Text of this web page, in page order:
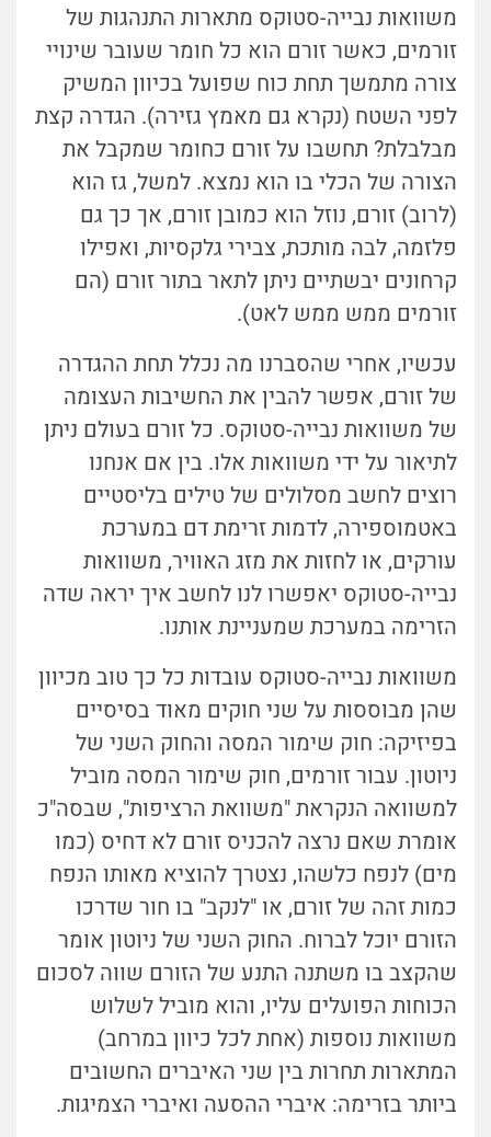
משוואות נבייה-סטוקס מתארות התנהגות של
זורמים, כאשר זורם הוא כל חומר שעובר שינויי
צורה מתמשך תחת כוח שפועל בכיוון המשיק
לפני השטח (נקרא גם מאמץ גזירה). הגדרה קצת
מבלבלת? תחשבו על זורם כחומר שמקבל את
הצורה של הכלי בו הוא נמצא. למשל, גז הוא
(לרוב) זורם, נוזל הוא כמובן זורם, אך כך גם
פלזמה, לבה מותכת, צבירי גלקסיות, ואפילו
קרחונים יבשתיים ניתן לתאר בתור זורם (הם
זורמים ממש ממש לאט).
עכשיו, אחרי שהסברנו מה נכלל תחת ההגדרה
של זורם, אפשר להבין את החשיבות העצומה
של משוואות נבייה-סטוקס. כל זורם בעולם ניתן
לתיאור על ידי משוואות אלו. בין אם אנחנו
רוצים לחשב מסלולים של טילים בליסטיים
באטמוספירה, לדמות זרימת דם במערכת
עורקים, או לחזות את מזג האוויר, משוואות
נבייה-סטוקס יאפשרו לנו לחשב איך יראה שדה
הזרימה במערכת שמעניינת אותנו.
משוואות נבייה-סטוקס עובדות כל כך טוב מכיוון
שהן מבוססות על שני חוקים מאוד בסיסיים
בפיזיקה: חוק שימור המסה והחוק השני של
ניוטון. עבור זורמים, חוק שימור המסה מוביל
למשוואה הנקראת "משוואת הרציפות", שבסה"כ
אומרת שאם נרצה להכניס זורם לא דחיס (כמו
מים) לנפח כלשהו, נצטרך להוציא מאותו הנפח
כמות זהה של זורם, או "לנקב" בו חור שדרכו
הזורם יוכל לברוח. החוק השני של ניוטון אומר
שהקצב בו משתנה התנע של הזורם שווה לסכום
הכוחות הפועלים עליו, והוא מוביל לשלוש
משוואות נוספות (אחת לכל כיוון במרחב)
המתארות תחרות בין שני האיברים החשובים
ביותר בזרימה: איברי ההסעה ואיברי הצמיגות.